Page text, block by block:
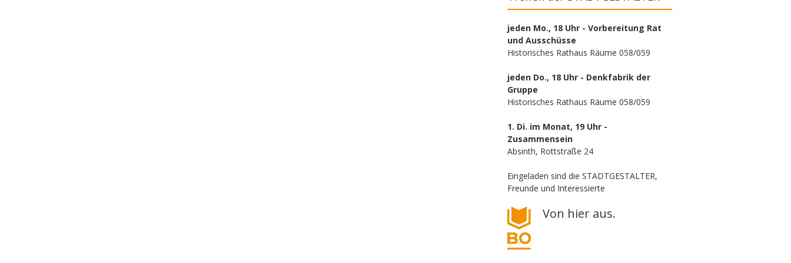
jeden Mo., 18 Uhr - Vorbereitung Rat
und Ausschüsse
Historisches Rathaus Räume 058/059
jeden Do., 18 Uhr - Denkfabrik der
Gruppe
Historisches Rathaus Räume 058/059
1. Di. im Monat, 19 Uhr -
Zusammensein
Absinth, Rottstraße 24
Eingeladen sind die STADTGESTALTER,
Freunde und Interessierte
Von hier aus.